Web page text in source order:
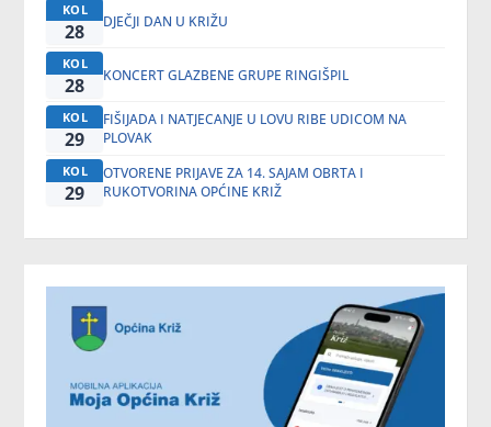
KOL
28 DJEČJI DAN U KRIŽU
KOL
28 KONCERT GLAZBENE GRUPE RINGIŠPIL
KOL
29
FIŠIJADA I NATJECANJE U LOVU RIBE UDICOM NA
PLOVAK
KOL
29
OTVORENE PRIJAVE ZA 14. SAJAM OBRTA I
RUKOTVORINA OPĆINE KRIŽ